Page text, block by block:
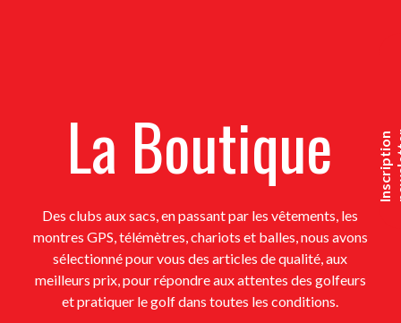
I
n
s
c
r
i
p
t
i
o
n
n
e
w
s
l
e
t
t
e
La Boutique
Des clubs aux sacs, en passant par les vêtements, les
montres GPS, télémètres, chariots et balles, nous avons
sélectionné pour vous des articles de qualité, aux
meilleurs prix, pour répondre aux attentes des golfeurs
et pratiquer le golf dans toutes les conditions.